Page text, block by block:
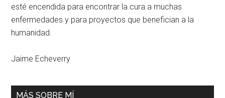
esté encendida para encontrar la cura a muchas
enfermedades y para proyectos que benefician a la
humanidad.
Jaime Echeverry
MÁS SOBRE MÍ